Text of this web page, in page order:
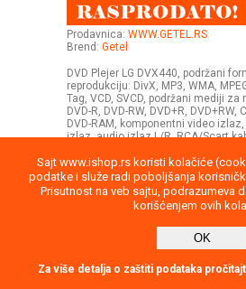
Sajt www.ishop.rs koristi kolačiće
podatke i služe radi poboljšanja
Prisutnost na veb sajtu, podrazumeva
korišćenjem ovih
OK
Za više detalja o zaštiti podataka
Prodavnica: WWW.GETEL.RS
Brend: Getel
DVD Plejer LG DVX440, podržani
reprodukciju: DivX, MP3, WMA,
Tag, VCD, SVCD, podržani mediji za
DVD-R, DVD-RW, DVD+R, DVD+RW,
DVD-RAM, komponentni video
izlaz, audio izlaz L/R, RCA/Scart
Privatnost podataka Kontakt
2026